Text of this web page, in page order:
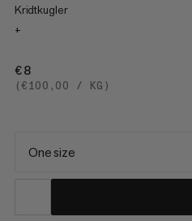
Kridtkugler
+
€8
(€100,00 / KG)
One size